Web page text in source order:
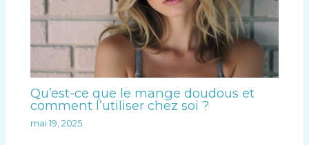
Qu’est-ce que le mange doudous et
comment l’utiliser chez soi ?
mai 19, 2025